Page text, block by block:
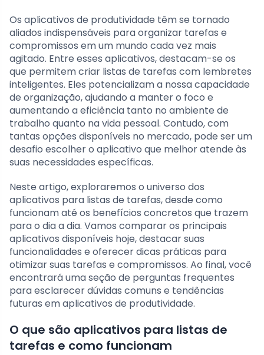
Os aplicativos de produtividade têm se tornado
aliados indispensáveis para organizar tarefas e
compromissos em um mundo cada vez mais
agitado. Entre esses aplicativos, destacam-se os
que permitem criar listas de tarefas com lembretes
inteligentes. Eles potencializam a nossa capacidade
de organização, ajudando a manter o foco e
aumentando a eficiência tanto no ambiente de
trabalho quanto na vida pessoal. Contudo, com
tantas opções disponíveis no mercado, pode ser um
desafio escolher o aplicativo que melhor atende às
suas necessidades específicas.
Neste artigo, exploraremos o universo dos
aplicativos para listas de tarefas, desde como
funcionam até os benefícios concretos que trazem
para o dia a dia. Vamos comparar os principais
aplicativos disponíveis hoje, destacar suas
funcionalidades e oferecer dicas práticas para
otimizar suas tarefas e compromissos. Ao final, você
encontrará uma seção de perguntas frequentes
para esclarecer dúvidas comuns e tendências
futuras em aplicativos de produtividade.
O que são aplicativos para listas de
tarefas e como funcionam